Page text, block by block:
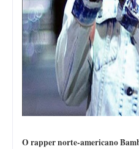
O rapper norte-americano